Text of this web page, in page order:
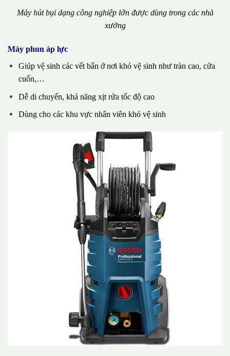
Máy hút bụi dạng công nghiệp lớn được dùng trong các nhà
xưởng
Máy phun áp lực
Giúp vệ sinh các vết bẩn ở nơi khó vệ sinh như tràn cao, cửa
cuốn,…
Dễ di chuyển, khả năng xịt rửa tốc độ cao
Dùng cho các khu vực nhân viên khó vệ sinh